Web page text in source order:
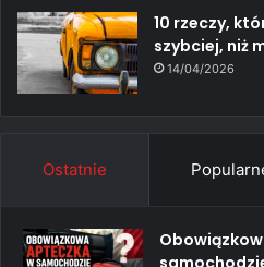
10 rzeczy,
szybciej, niż
14/04/2026
Ostatnie